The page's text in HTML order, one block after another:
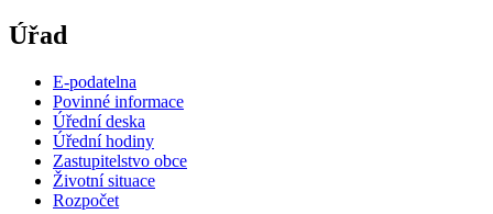
Úřad
E-podatelna
Povinné informace
Úřední deska
Úřední hodiny
Zastupitelstvo obce
Životní situace
Rozpočet